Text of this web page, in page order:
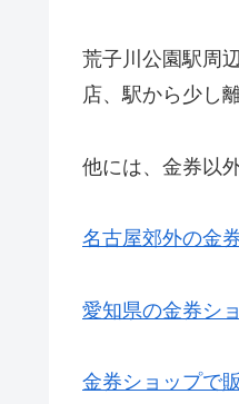
荒子川公園駅周
店、駅から少し
他には、金券以
名古屋郊外の金
愛知県の金券シ
金券ショップで